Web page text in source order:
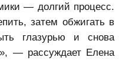
— долгий процесс.
затем обжигать в
глазурью и снова
— рассуждает Елена